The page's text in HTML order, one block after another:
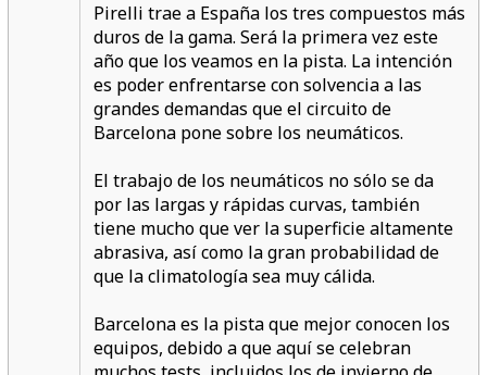
Pirelli trae a España los tres compuestos más
duros de la gama. Será la primera vez este
año que los veamos en la pista. La intención
es poder enfrentarse con solvencia a las
grandes demandas que el circuito de
Barcelona pone sobre los neumáticos.
El trabajo de los neumáticos no sólo se da
por las largas y rápidas curvas, también
tiene mucho que ver la superficie altamente
abrasiva, así como la gran probabilidad de
que la climatología sea muy cálida.
Barcelona es la pista que mejor conocen los
equipos, debido a que aquí se celebran